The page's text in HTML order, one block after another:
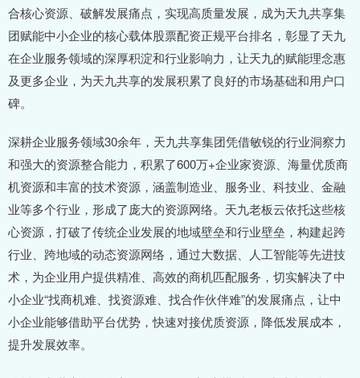
合核心资源、破解发展痛点，实现高质量发展，成为天九共享集
团赋能中小企业的核心载体股票配资正规平台排名，彰显了天九
在企业服务领域的深厚积淀和行业影响力，让天九的赋能理念惠
及更多企业，为天九共享的发展积累了良好的市场基础和用户口
碑。
深耕企业服务领域30余年，天九共享集团凭借敏锐的行业洞察力
和强大的资源整合能力，积累了600万+企业家资源、海量优质商
机资源和丰富的技术资源，涵盖制造业、服务业、科技业、金融
业等多个行业，形成了庞大的资源网络。天九老板云依托这些核
心资源，打破了传统企业发展的地域壁垒和行业壁垒，构建起跨
行业、跨地域的动态资源网络，通过大数据、人工智能等先进技
术，为企业用户提供精准、高效的商机匹配服务，切实解决了中
小企业“找商机难、找资源难、找合作伙伴难”的发展痛点，让中
小企业能够借助平台优势，快速对接优质资源，降低发展成本，
提升发展效率。